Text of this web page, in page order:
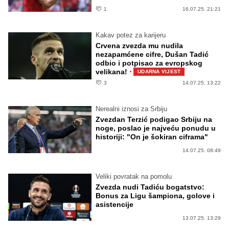
1 16.07.25. 21:21
Kakav potez za karijeru
Crvena zvezda mu nudila
nezapamćene cifre, Dušan Tadić
odbio i potpisao za evropskog
velikana! ·
UDARNA VIJEST
3
14.07.25. 13:22
Nerealni iznosi za Srbiju
Zvezdan Terzić podigao Srbiju na
noge, poslao je najveću ponudu u
historiji: "On je šokiran ciframa"
14.07.25. 08:49
Veliki povratak na pomolu
Zvezda nudi Tadiću bogatstvo:
Bonus za Ligu šampiona, golove i
asistencije
13.07.25. 13:29